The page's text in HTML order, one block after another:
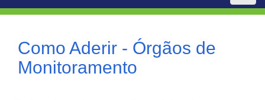
Como Aderir - Órgãos de
Monitoramento